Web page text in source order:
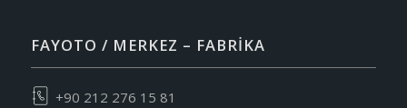
FAYOTO / MERKEZ – FABRIKA
+90 212 276 15 81